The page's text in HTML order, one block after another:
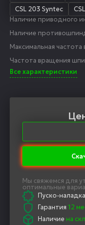
CSL 203 Syntec
Наличие приводного
Наличие
Максимальная
Частота вращения
Все характеристики
Мы свяжемся для
оптимальные
Пуско-наладка
Гарантия 12
Наличие на